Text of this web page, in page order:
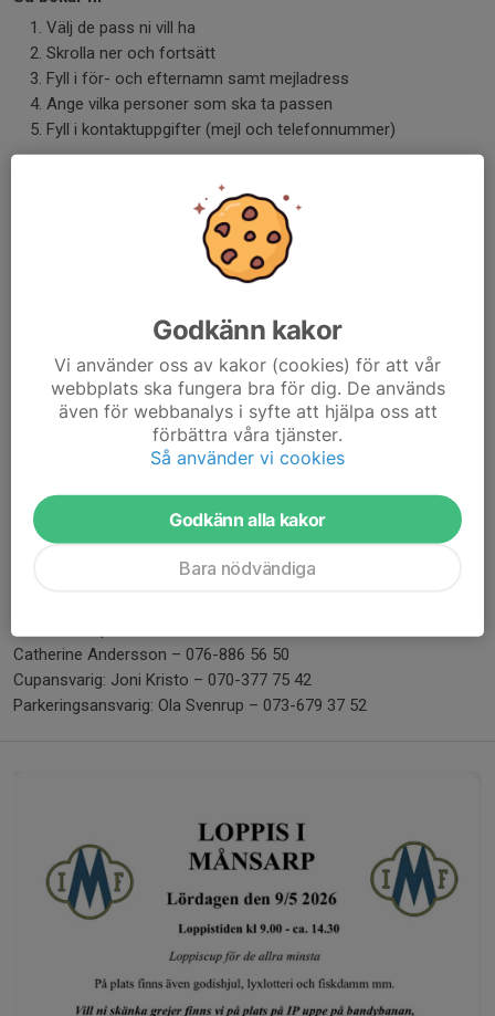
Välj de pass ni vill ha
Skrolla ner och fortsätt
Fyll i för- och efternamn samt mejladress
Ange vilka personer som ska ta passen
Fyll i kontaktuppgifter (mejl och telefonnummer)
Alla i föreningen deltar denna helg
Herr- och damfotboll samt herrbandy får särskilda
passar er familj
Det här är en helg som skapar gemenskap och är mycket viktig
för föreningen – både socialt och ekonomiskt. Tillsammans gör
vi detta till en riktigt lyckad och trevlig dag.
Fint väder är beställt!
Med vänliga hälsningar
Loppisgruppen & Loppiscupansvarig
Johanna Antevik – 073-725 32 60
Catherine Andersson – 076-886 56 50
Cupansvarig: Joni Kristo – 070-377 75 42
Parkeringsansvarig: Ola Svenrup – 073-679 37 52
Godkänn kakor
Vi använder oss av kakor (cookies) för att vår
webbplats ska fungera bra för dig. De används
även för webbanalys i syfte att hjälpa oss att
förbättra våra tjänster.
Så använder vi cookies
Godkänn alla kakor
Bara nödvändiga